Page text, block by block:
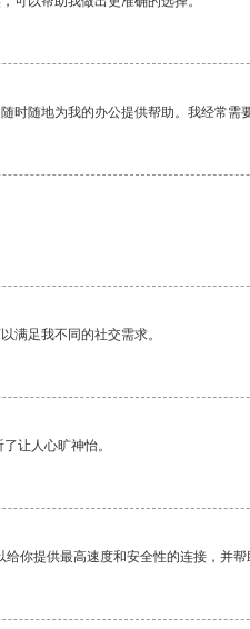
时随地为我的办公提供帮助。我经常需
满足我不同的社交需求。
让人心旷神怡。
你提供最高速度和安全性的连接，并帮